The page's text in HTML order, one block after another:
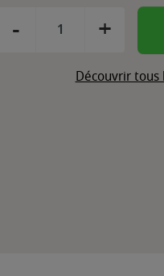
- +
Découvrir